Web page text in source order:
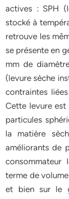
actives : SPH
stocké à
retrouve les
se présente en
mm de
(levure sèche
contraintes
Cette levure est
particules
la matière
améliorants de
terme de
et bien sur le